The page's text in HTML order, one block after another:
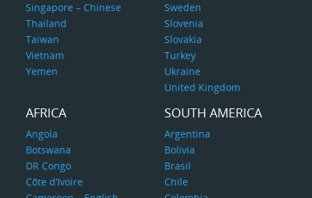
Singapore – Chinese
Thailand
Taiwan
Vietnam
Yemen
Sweden
Slovenia
Slovakia
Turkey
Ukraine
United Kingdom
AFRICA
Angola
Botswana
DR Congo
Côte d’Ivoire
SOUTH AMERICA
Argentina
Bolivia
Brasil
Chile